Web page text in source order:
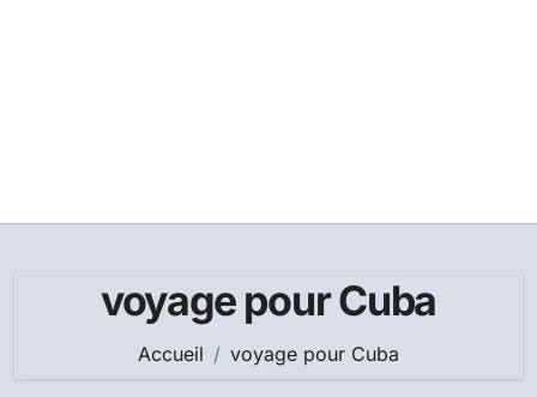
voyage pour Cuba
Accueil voyage pour Cuba